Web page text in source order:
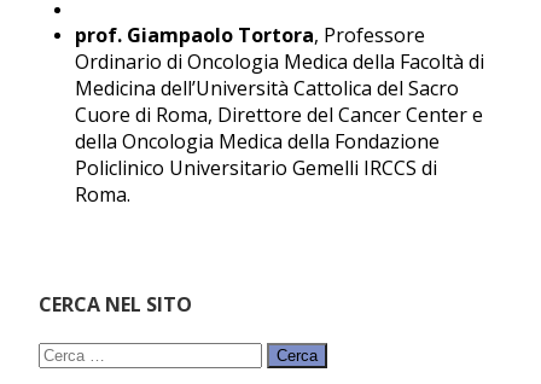
prof. Giampaolo Tortora, Professore
Ordinario di Oncologia Medica della Facoltà di
Medicina dell’Università Cattolica del Sacro
Cuore di Roma, Direttore del Cancer Center e
della Oncologia Medica della Fondazione
Policlinico Universitario Gemelli IRCCS di
Roma.
CERCA NEL SITO
Ricerca